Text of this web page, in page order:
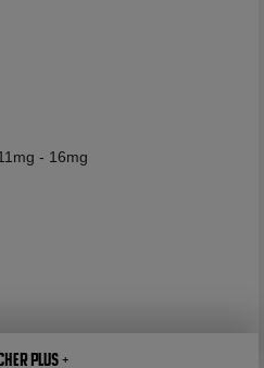
- 16mg
d'emploi
Afficher plus +